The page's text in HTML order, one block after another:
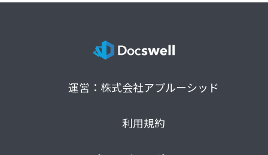
運営：株式会社アプルーシッド
利用規約